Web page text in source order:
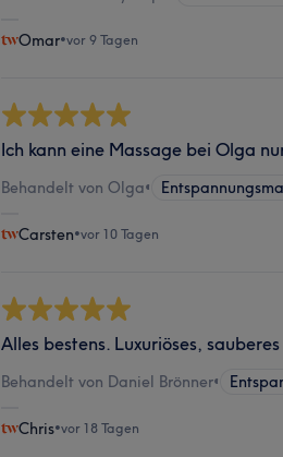
Omar•vor 9 Tagen
Ich kann eine Massage bei Olga
Behandelt von Olga•
Carsten•vor 10 Tagen
Alles bestens. Luxuriöses,
Behandelt von Daniel Brönner•
Chris•vor 18 Tagen